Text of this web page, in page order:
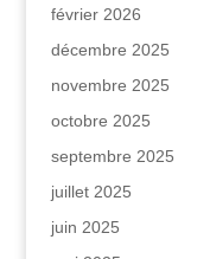
février 2026
décembre 2025
novembre 2025
octobre 2025
septembre 2025
juillet 2025
juin 2025